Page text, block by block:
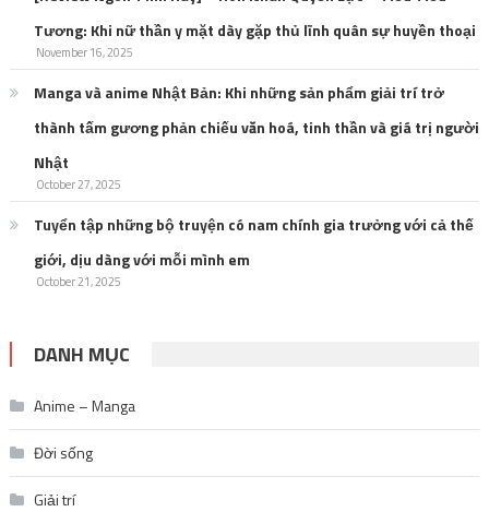
Tương: Khi nữ thần y mặt dày gặp thủ lĩnh quân sự huyền thoại
November 16, 2025
Manga và anime Nhật Bản: Khi những sản phẩm giải trí trở
thành tấm gương phản chiếu văn hoá, tinh thần và giá trị người
Nhật
October 27, 2025
Tuyển tập những bộ truyện có nam chính gia trưởng với cả thế
giới, dịu dàng với mỗi mình em
October 21, 2025
DANH MỤC
Anime – Manga
Đời sống
Giải trí